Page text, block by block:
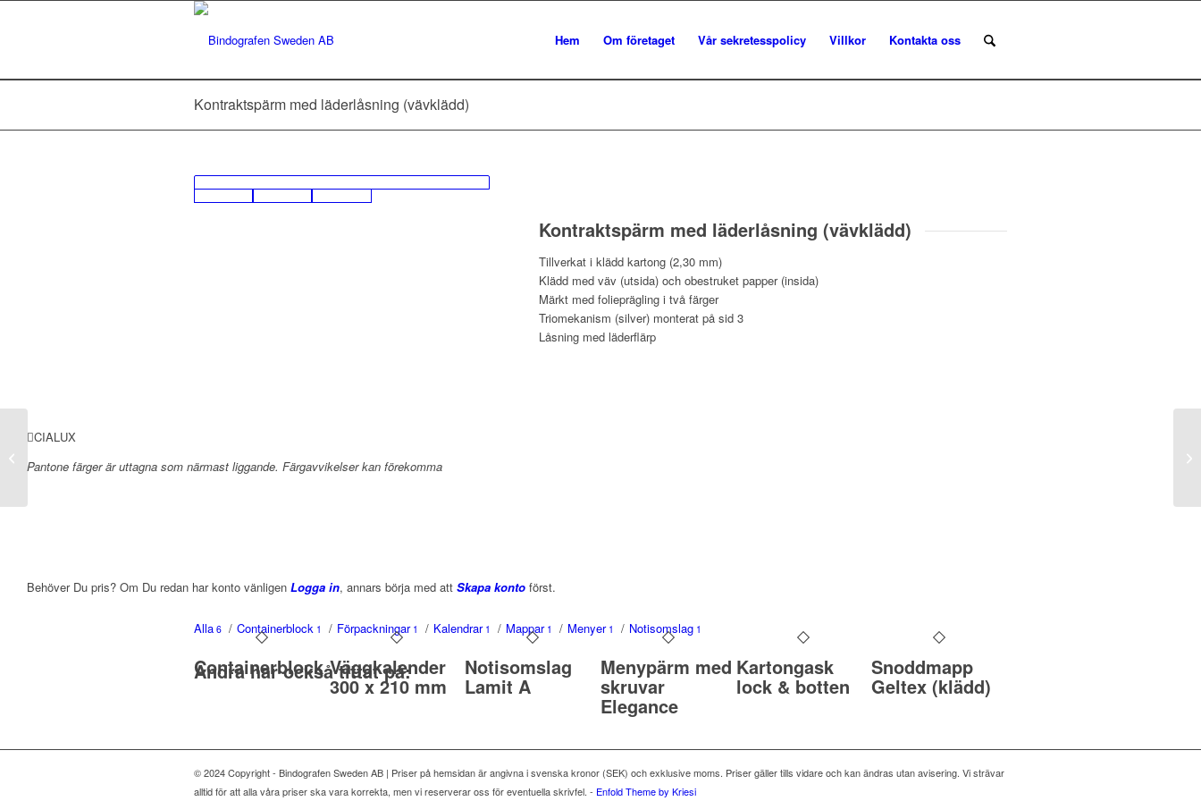
Hem Om företaget Vår sekretesspolicy Villkor Kontakta oss
Kontraktspärm med läderlåsning (vävklädd)
Kontraktspärm med läderlåsning (vävklädd)
Tillverkat i klädd kartong (2,30 mm)
Klädd med väv (utsida) och obestruket papper (insida)
Märkt med folieprägling i två färger
Triomekanism (silver) monterat på sid 3
Låsning med läderflärp
CIALUX
Pantone färger är uttagna som närmast liggande. Färgavvikelser kan förekomma
Behöver Du pris? Om Du redan har konto vänligen Logga in, annars börja med att Skapa konto först.
Andra har också tittat på:
Alla 6 / Containerblock 1 / Förpackningar1 / Kalendrar1 / Mappar1 / Menyer1 / Notisomslag 1
Containerblock Väggkalender
300 x 210 mm
Notisomslag
Lamit A
Menypärm med
skruvar
Elegance
Kartongask
lock & botten
Snoddmapp
Geltex (klädd)
© 2024 Copyright - Bindografen Sweden AB | Priser på hemsidan är angivna i svenska kronor (SEK) och exklusive moms. Priser gäller tills vidare och kan ändras utan avisering. Vi strävar
alltid för att alla våra priser ska vara korrekta, men vi reserverar oss för eventuella skrivfel. - Enfold Theme by Kriesi
(vävklädd)